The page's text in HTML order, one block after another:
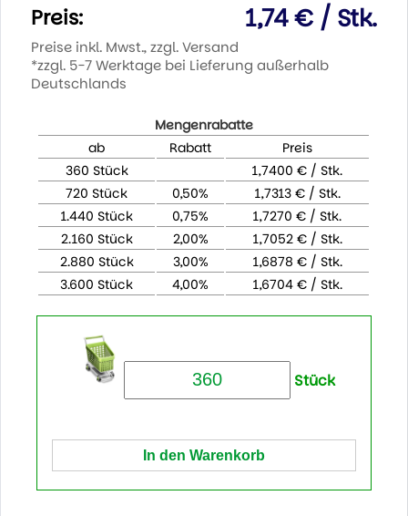
Preis: 1,74 € / Stk.
Preise inkl. Mwst., zzgl. Versand
*zzgl. 5-7 Werktage bei Lieferung außerhalb
Deutschlands
Mengenrabatte
ab
Rabatt
Preis
360 Stück
1,7400 € / Stk.
720 Stück
0,50%
1,7313 € / Stk.
1.440 Stück
0,75%
1,7270 € / Stk.
2.160 Stück
2,00%
1,7052 € / Stk.
2.880 Stück
3,00%
1,6878 € / Stk.
3.600 Stück
4,00% 1,6704 € / Stk.
Stück